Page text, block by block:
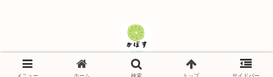
© 2024-2026 かぼす日記.
メニュー ホーム 検索 トップ サイドバー